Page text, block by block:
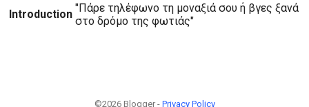
Introduction "Πάρε τηλέφωνο τη μοναξιά σου ή βγες ξανά
στο δρόμο της φωτιάς"
©2026 Blogger - Privacy Policy